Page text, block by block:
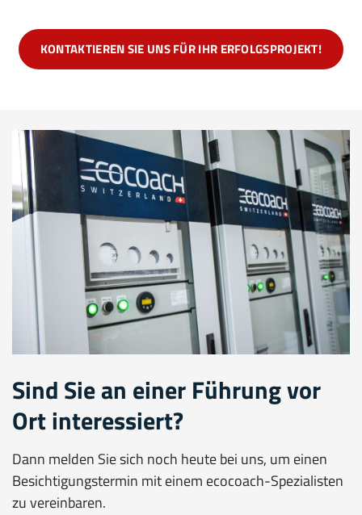
KONTAKTIEREN SIE UNS FÜR IHR ERFOLGSPROJEKT!
Sind Sie an einer Führung vor
Ort interessiert?
Dann melden Sie sich noch heute bei uns, um einen
Besichtigungstermin mit einem ecocoach-Spezialisten
zu vereinbaren.